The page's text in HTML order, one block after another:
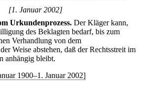
[1. Januar 2002]
Urkundenprozess. Der Kläger kann,
des Beklagten bedarf, bis zum
Verhandlung von dem
Weise abstehen, daß der Rechtsstreit im
anhängig bleibt.
1900–1. Januar 2002]